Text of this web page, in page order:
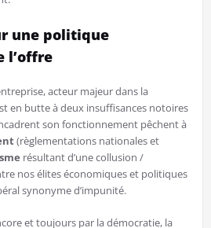
une politique
l’offre
acteur majeur dans la
en butte à deux insuffisances notoires
son fonctionnement pêchent à
(règlementations nationales et
résultant d’une collusion /
nos élites économiques et politiques
synonyme d’impunité.
et toujours par la démocratie, la